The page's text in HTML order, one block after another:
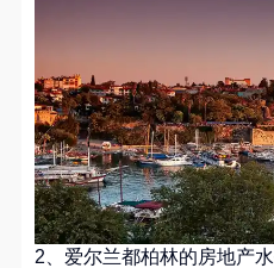
2、爱尔兰都柏林的房地产